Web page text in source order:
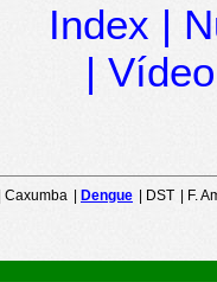
Index |
| Vídeo
| Caxumba Dengue | DST | F.